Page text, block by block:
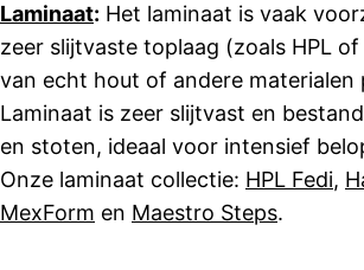
Laminaat: Het laminaat is vaak
zeer slijtvaste toplaag (zoals HPL
van echt hout of andere
Laminaat is zeer slijtvast en
en stoten, ideaal voor intensief
Onze laminaat collectie: HPL Fedi,
MexForm en Maestro Steps.